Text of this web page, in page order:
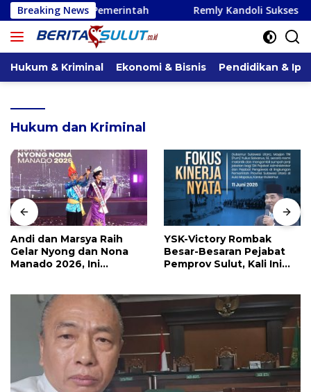
Langsung
ke
konten
Breaking News Remly Kandoli Sukses Perjuangkan
Hukum & Kriminal Ekonomi & Bisnis Pendidikan &
Hukum dan Kriminal
Andi dan Marsya Raih
Gelar Nyong dan Nona
Manado 2026, Ini
YSK-Victory Rombak
Besar-Besaran Pejabat
Pemprov Sulut, Kali Ini